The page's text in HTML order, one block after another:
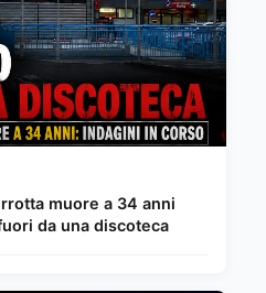
muore a 34 anni
da una discoteca